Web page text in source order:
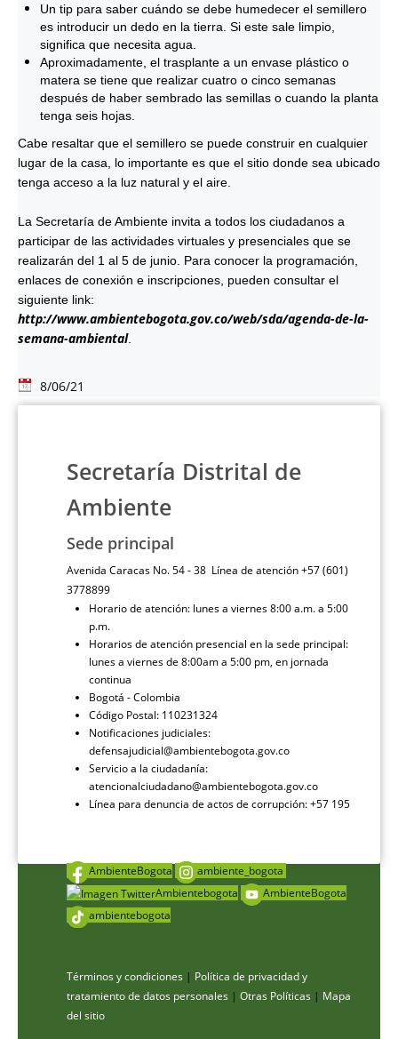
Un tip para saber cuándo se debe humedecer el semillero
es introducir un dedo en la tierra. Si este sale limpio,
significa que necesita agua.
Aproximadamente, el trasplante a un envase plástico o
matera se tiene que realizar cuatro o cinco semanas
después de haber sembrado las semillas o cuando la planta
tenga seis hojas.
Cabe resaltar que el semillero se puede construir en cualquier
lugar de la casa, lo importante es que el sitio donde sea ubicado
tenga acceso a la luz natural y el aire.
La Secretaría de Ambiente invita a todos los ciudadanos a
participar de las actividades virtuales y presenciales que se
realizarán del 1 al 5 de junio. Para conocer la programación,
enlaces de conexión e inscripciones, pueden consultar el
siguiente link:
http://www.ambientebogota.gov.co/web/sda/agenda-de-la-
semana-ambiental.
8/06/21
Secretaría Distrital de
Ambiente
Sede principal
Avenida Caracas No. 54 - 38 Línea de atención +57 (601)
3778899
Horario de atención: lunes a viernes 8:00 a.m. a 5:00
p.m.
Horarios de atención presencial en la sede principal:
lunes a viernes de 8:00am a 5:00 pm, en jornada
continua
Bogotá - Colombia
Código Postal: 110231324
Notificaciones judiciales:
defensajudicial@ambientebogota.gov.co
Servicio a la ciudadanía:
atencionalciudadano@ambientebogota.gov.co
Línea para denuncia de actos de corrupción: +57 195
AmbienteBogota
ambiente_bogota
Ambientebogota
AmbienteBogota
ambientebogota
Términos y condiciones | Política de privacidad y
tratamiento de datos personales | Otras Políticas | Mapa
del sitio